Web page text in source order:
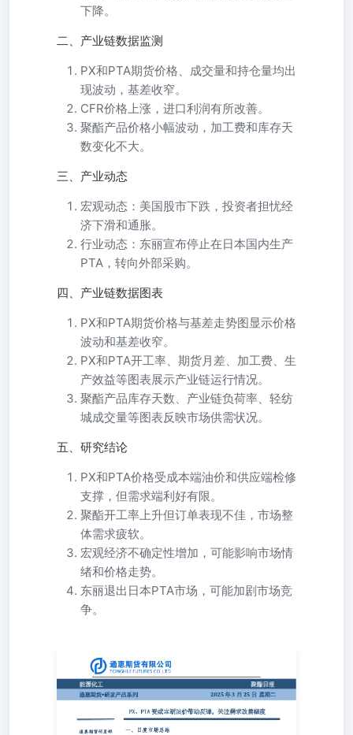
下降。
二、产业链数据监测
PX和PTA期货价格、成交量和持仓量均出
现波动，基差收窄。
CFR价格上涨，进口利润有所改善。
聚酯产品价格小幅波动，加工费和库存天
数变化不大。
三、产业动态
宏观动态：美国股市下跌，投资者担忧经
济下滑和通胀。
行业动态：东丽宣布停止在日本国内生产
PTA，转向外部采购。
四、产业链数据图表
PX和PTA期货价格与基差走势图显示价格
波动和基差收窄。
PX和PTA开工率、期货月差、加工费、生
产效益等图表展示产业链运行情况。
聚酯产品库存天数、产业链负荷率、轻纺
城成交量等图表反映市场供需状况。
五、研究结论
PX和PTA价格受成本端油价和供应端检修
支撑，但需求端利好有限。
聚酯开工率上升但订单表现不佳，市场整
体需求疲软。
宏观经济不确定性增加，可能影响市场情
绪和价格走势。
东丽退出日本PTA市场，可能加剧市场竞
争。
通惠期货研发产品系列 2025年3月25日星期二 PX、PTA受
成本端油价带动反弹，关注需求改善幅度 一、日度市场总
结 通惠期货研发部 1.PX&PTA 李英杰从业编号：F03115367
投资咨询：Z0019145手机：
18516056442liyingjie@thqh.com.cnwww.thqh.com.cn 昨日，